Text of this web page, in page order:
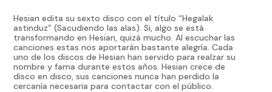
Hesian edita su sexto disco con el título “Hegalak
astinduz” (Sacudiendo las alas). Si, algo se está
transformando en Hesian, quizá mucho. Al escuchar las
canciones estas nos aportarán bastante alegría. Cada
uno de los discos de Hesian han servido para realzar su
nombre y fama durante estos años. Hesian crece de
disco en disco, sus canciones nunca han perdido la
cercanía necesaria para contactar con el público.